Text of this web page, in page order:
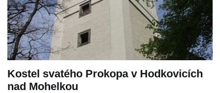
Kostel svatého Prokopa v Hodkovicích
nad Mohelkou